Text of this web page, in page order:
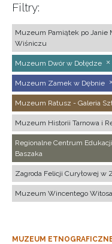
Filtry:
Muzeum Pamiątek po Janie
Wiśniczu
Muzeum Dwór w Dołędze
Muzeum Zamek w Dębnie
Muzeum Ratusz - Galeria
Muzeum Historii Tarnowa i
Regionalne Centrum
Baszaka
Zagroda Felicji Curyłowej w
Muzeum Wincentego
MUZEUM